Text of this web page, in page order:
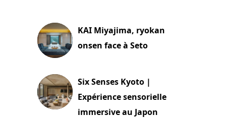
KAI Miyajima, ryokan
onsen face à Seto
Six Senses Kyoto |
Expérience sensorielle
immersive au Japon